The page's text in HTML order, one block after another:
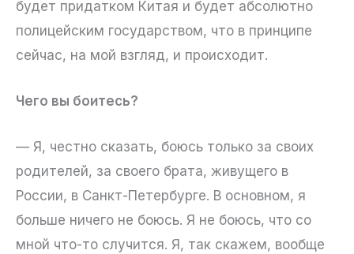
будет придатком Китая и будет абсолютно
полицейским государством, что в принципе
сейчас, на мой взгляд, и происходит.
Чего вы боитесь?
— Я, честно сказать, боюсь только за своих
родителей, за своего брата, живущего в
России, в Санкт-Петербурге. В основном, я
больше ничего не боюсь. Я не боюсь, что со
мной что-то случится. Я, так скажем, вообще